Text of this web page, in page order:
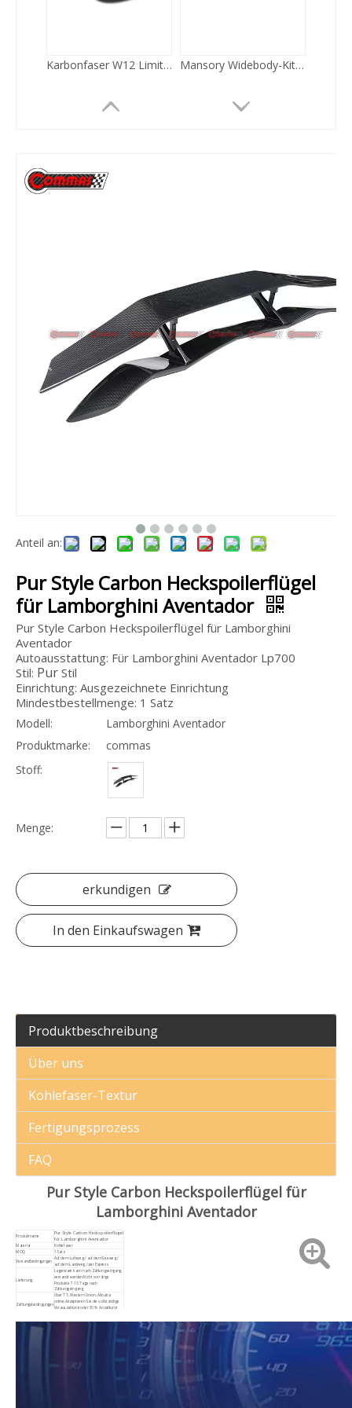
ASI Wide Body Kit für Bentley Continental GTR Wald Style Carbon Bodykit für Bentley Flying Spur 2010-2014
Carbon-Bodykit im W12-Stil für Bentley Flying Spur 2022
Mansory Style Fiberglas Body Kit für Bentley Flying Spur 2010–2014
Anteil an:
Pur Style Carbon Heckspoilerflügel
für Lamborghini Aventador
Pur Style Carbon Heckspoilerflügel für Lamborghini
Aventador
Autoausstattung: Für Lamborghini Aventador Lp700
Stil: Pur Stil
Einrichtung: Ausgezeichnete Einrichtung
Mindestbestellmenge: 1 Satz
Modell:
Lamborghini Aventador
Produktmarke:
commas
Stoff:
Menge:
erkundigen
In den Einkaufswagen
Produktbeschreibung
Über uns
Kohlefaser-Textur
Fertigungsprozess
FAQ
Pur Style Carbon Heckspoilerflügel für
Lamborghini Aventador
Produktname
Pur Style Carbon Heckspoilerflügel
für Lamborghini Aventador
Material Kohlefaser
MOQ 1 Satz
Versandbedingungen
Auf dem Luftweg / auf dem Seeweg /
auf dem Landweg / per Express
Lieferung
Lagerware kann nach Zahlungseingang
versandt werden;Nicht vorrätige
Produkte 7-15 Tage nach
Zahlungseingang
Zahlungsbedingungen
Über TT, Western Union, Alibaba
online.Akzeptieren Sie die vollständige
Vorauszahlung oder 30 % Anzahlung
After-Sales-Richtlinie
basierend auf der Anforderung des